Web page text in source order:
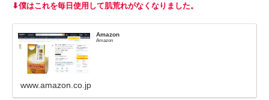
⬇︎僕はこれを毎日使用して肌荒れがなくなりました。
Amazon
Amazon
www.amazon.co.jp